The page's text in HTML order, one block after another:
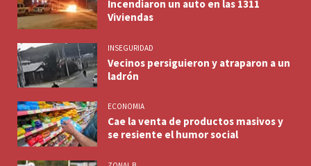
Incendiaron un auto en las 1311
Viviendas
INSEGURIDAD
Vecinos persiguieron y atraparon a un
ladrón
ECONOMIA
Cae la venta de productos masivos y
se resiente el humor social